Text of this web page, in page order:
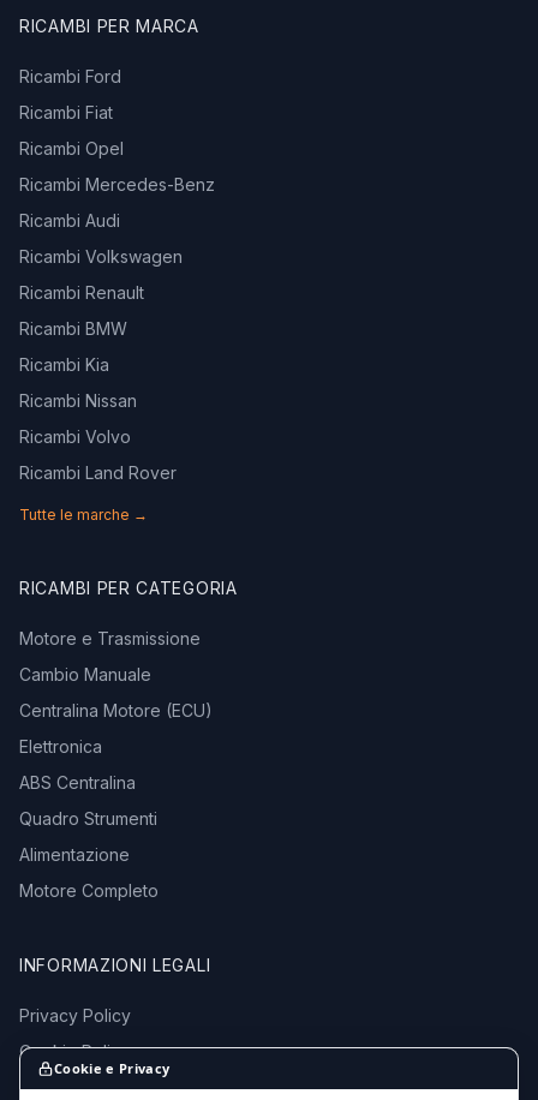
RICAMBI PER MARCA
Ricambi Ford
Ricambi Fiat
Ricambi Opel
Ricambi Mercedes-Benz
Ricambi Audi
Ricambi Volkswagen
Ricambi Renault
Ricambi BMW
Ricambi Kia
Ricambi Nissan
Ricambi Volvo
Ricambi Land Rover
Tutte le marche →
RICAMBI PER CATEGORIA
Motore e Trasmissione
Cambio Manuale
Centralina Motore (ECU)
Elettronica
ABS Centralina
Quadro Strumenti
Alimentazione
Motore Completo
INFORMAZIONI LEGALI
Privacy Policy
Cookie Policy
Termini e Condizioni
Cookie e Privacy